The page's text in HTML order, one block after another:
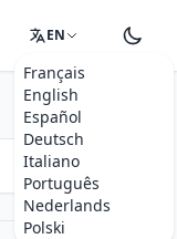
EN
Français
English
Español
Deutsch
Italiano
Português
Nederlands
Polski